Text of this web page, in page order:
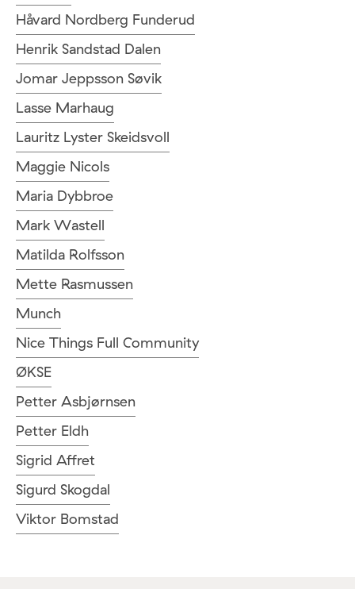
Håvard Nordberg Funderud
Henrik Sandstad Dalen
Jomar Jeppsson Søvik
Lasse Marhaug
Lauritz Lyster Skeidsvoll
Maggie Nicols
Maria Dybbroe
Mark Wastell
Matilda Rolfsson
Mette Rasmussen
Munch
Nice Things Full Community
ØKSE
Petter Asbjørnsen
Petter Eldh
Sigrid Affret
Sigurd Skogdal
Viktor Bomstad